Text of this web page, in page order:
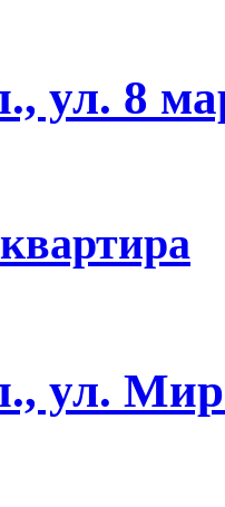
ул. 8
ул.